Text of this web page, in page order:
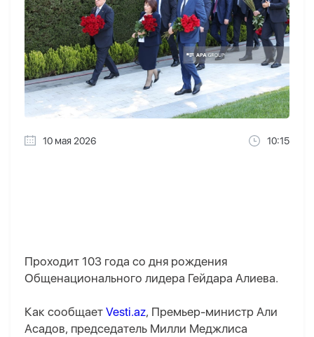
10 мая 2026 10:15
Проходит 103 года со дня рождения
Общенационального лидера Гейдара Алиева.
Как сообщает Vesti.az, Премьер-министр Али
Асадов, председатель Милли Меджлиса